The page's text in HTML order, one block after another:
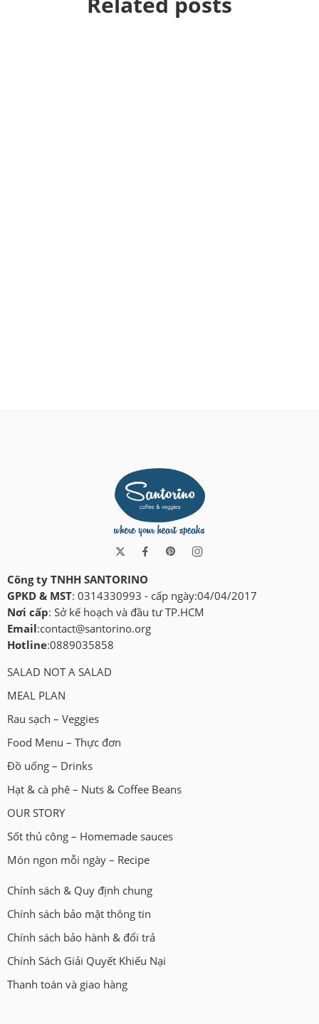
Công ty TNHH SANTORINO
GPKD & MST: 0314330993 - cấp ngày:04/04/2017
Nơi cấp: Sở kế hoạch và đầu tư TP.HCM
Email :contact@santorino.org
Hotline:0889035858
SALAD NOT A SALAD
MEAL PLAN
Rau sạch – Veggies
Food Menu – Thực đơn
Đồ uống – Drinks
Hạt & cà phê – Nuts & Coffee Beans
OUR STORY
Sốt thủ công – Homemade sauces
Món ngon mỗi ngày – Recipe
Chính sách & Quy định chung
Chính sách bảo mật thông tin
Chính sách bảo hành & đổi trả
Chính Sách Giải Quyết Khiếu Nại
Thanh toán và giao hàng